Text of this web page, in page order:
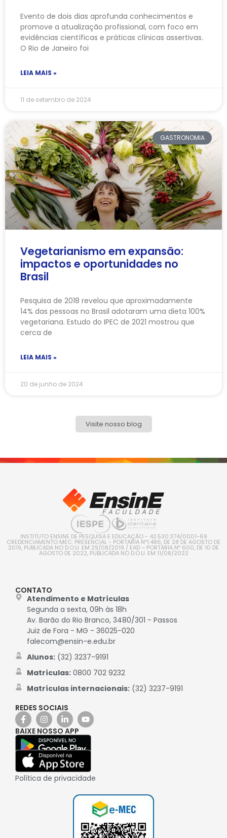
Evento de dois dias aprofunda conhecimentos e
promove a atualização profissional, com foco em
evidências científicas e práticas clínicas assertivas.
O Rio de Janeiro foi
LEIA MAIS »
11 de setembro de 2024
GASTRONOMIA
Vegetarianismo em expansão:
impactos e oportunidades no
Brasil
Pesquisa de 2018 revelou que aproximadamente
14% das pessoas no Brasil adotaram uma dieta 100%
vegetariana. Estudo do IPEC de 2021 mostrou que
cerca de
LEIA MAIS »
20 de junho de 2024
Visite nosso blog
INSTITUTO ENSINE DE PESQUISA E EDUCAÇÃO - 42.530.374/0001-69
CREDENCIAMENTO MEC: PRESENCIAL - PORTARIA Nº1.486, DE 28 DE AGOSTO DE
2019, PUBLICADA NO D.O.U. EM 29/08/2019 / EAD – PORTARIA Nº 600, DE 10 DE
AGOSTO DE 2022, PUBLICADA NO D.O.U. EM 11/08/2022
CONTATO
Atendimento e Matrículas
Segunda a sexta, 09h às 18h
Av. Barão do Rio Branco, 3480/301 - Passos
Juiz de Fora - MG - 36025-020
falecom@ensin-e.edu.br
Alunos:(32) 3237-9191
Matrículas:0800 702 9232
Matrículas internacionais:(32) 3237-9191
REDES SOCIAIS
BAIXE NOSSO APP
Política de privacidade